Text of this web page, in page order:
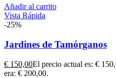
Añadir al carrito
Vista Rápida
-25%
Jardines de Tamórganos
€ 150,00El precio actual es: €
era: € 200,00.